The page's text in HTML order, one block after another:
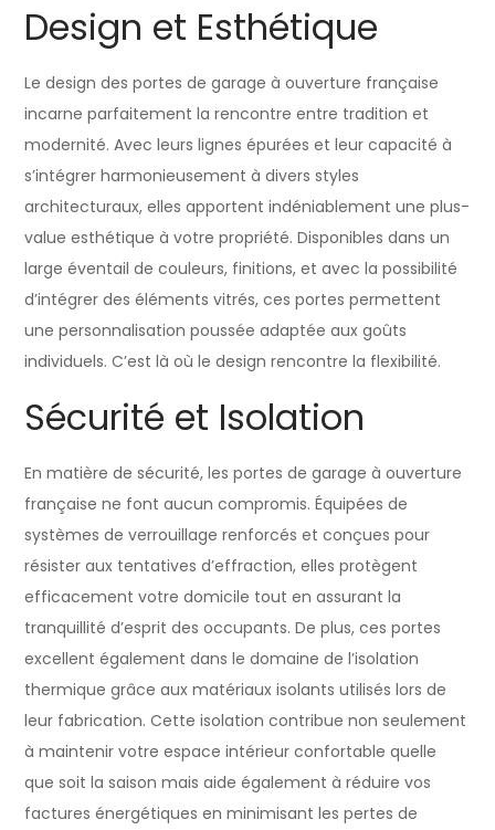
Design et Esthétique
Le design des portes de garage à ouverture française
incarne parfaitement la rencontre entre tradition et
modernité. Avec leurs lignes épurées et leur capacité à
s’intégrer harmonieusement à divers styles
architecturaux, elles apportent indéniablement une plus-
value esthétique à votre propriété. Disponibles dans un
large éventail de couleurs, finitions, et avec la possibilité
d’intégrer des éléments vitrés, ces portes permettent
une personnalisation poussée adaptée aux goûts
individuels. C’est là où le design rencontre la flexibilité.
Sécurité et Isolation
En matière de sécurité, les portes de garage à ouverture
française ne font aucun compromis. Équipées de
systèmes de verrouillage renforcés et conçues pour
résister aux tentatives d’effraction, elles protègent
efficacement votre domicile tout en assurant la
tranquillité d’esprit des occupants. De plus, ces portes
excellent également dans le domaine de l’isolation
thermique grâce aux matériaux isolants utilisés lors de
leur fabrication. Cette isolation contribue non seulement
à maintenir votre espace intérieur confortable quelle
que soit la saison mais aide également à réduire vos
factures énergétiques en minimisant les pertes de